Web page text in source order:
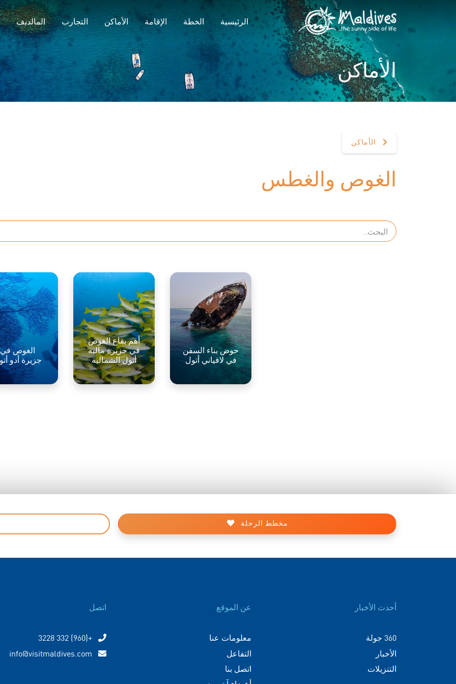
الرئيسية الخطة الإقامة الأماكن التجارب المالديف
الأماكن
الأماكن
الغوص والغطس
حوض بناء السفن
في لافياني أتول
أهم بقاع الغوص
في جزيرة ماليه
أتول الشمالية
الغوص في
جزيرة أدو
مخطط الرحلة
أحدث الأخبار
360 جولة
الأخبار
التنزيلات
عن الموقع
معلومات عنا
التفاعل
اتصل بنا
اتصل
+(960) 332 3228
info@visitmaldives.com